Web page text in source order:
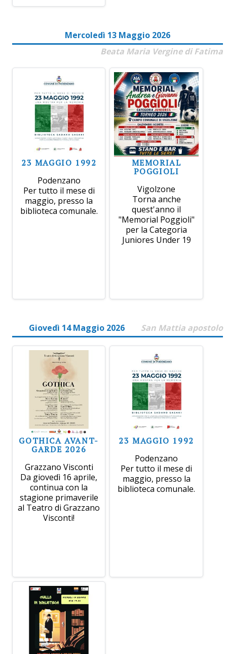
Mercoledì 13 Maggio 2026
Beata Maria Vergine di Fatima
23 MAGGIO 1992
Podenzano
Per tutto il mese di
maggio, presso la
biblioteca comunale.
MEMORIAL
POGGIOLI
Vigolzone
Torna anche
quest'anno il
"Memorial Poggioli"
per la Categoria
Juniores Under 19
Giovedì 14 Maggio 2026 San Mattia apostolo
GOTHICA AVANT-
GARDE 2026
Grazzano Visconti
Da giovedì 16 aprile,
continua con la
stagione primaverile
al Teatro di Grazzano
Visconti!
23 MAGGIO 1992
Podenzano
Per tutto il mese di
maggio, presso la
biblioteca comunale.